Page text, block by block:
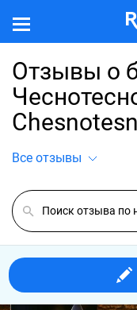
Отзывы о
Все отзывы